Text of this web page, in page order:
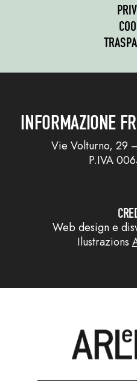
INFORMAZIONE
Vie Volturno, 29
P.IVA
Web design e
Ilustrazions